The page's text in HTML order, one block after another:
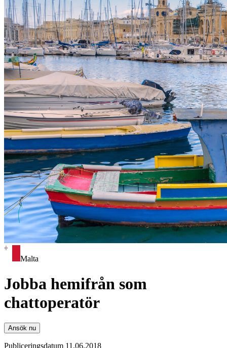
Malta
Jobba hemifrån som
chattoperatör
Ansök nu
Publiceringsdatum 11.06.2018